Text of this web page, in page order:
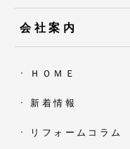
会社案内
ＨＯＭＥ
新着情報
リフォームコラム